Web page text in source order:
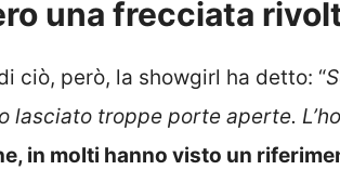
una frecciata
ciò, però, la showgirl ha detto: “
lasciato troppe porte aperte.
in molti hanno visto un